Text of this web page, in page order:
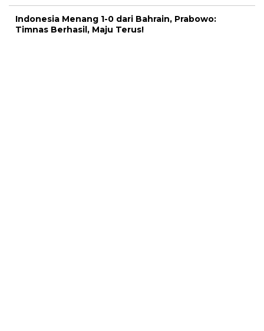
Indonesia Menang 1-0 dari Bahrain, Prabowo:
Timnas Berhasil, Maju Terus!